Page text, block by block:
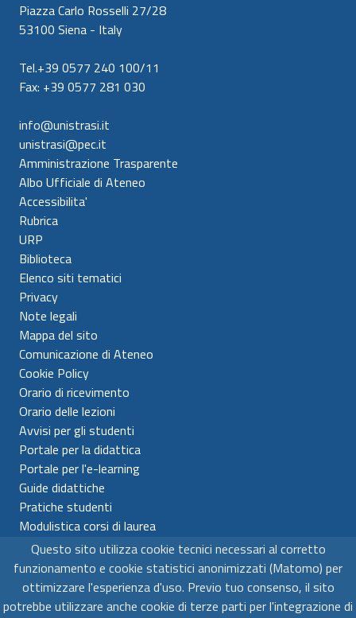
Questo sito utilizza cookie tecnici necessari al corretto
funzionamento e cookie statistici anonimizzati (Matomo) per
ottimizzare l'esperienza d'uso. Previo tuo consenso, il sito
potrebbe utilizzare anche cookie di terze parti per l'integrazione di
Piazza Carlo Rosselli 27/28
53100 Siena - Italy
Tel.+39 0577 240 100/11
Fax: +39 0577 281 030
info@unistrasi.it
unistrasi@pec.it
Amministrazione Trasparente
Albo Ufficiale di Ateneo
Accessibilita'
Rubrica
URP
Biblioteca
Elenco siti tematici
Privacy
Note legali
Mappa del sito
Comunicazione di Ateneo
Cookie Policy
Orario di ricevimento
Orario delle lezioni
Avvisi per gli studenti
Portale per la didattica
Portale per l'e-learning
Guide didattiche
Pratiche studenti
Modulistica corsi di laurea
Universitá per Stranieri di Siena
C.F. 80007610522 - P.IVA 00980510523